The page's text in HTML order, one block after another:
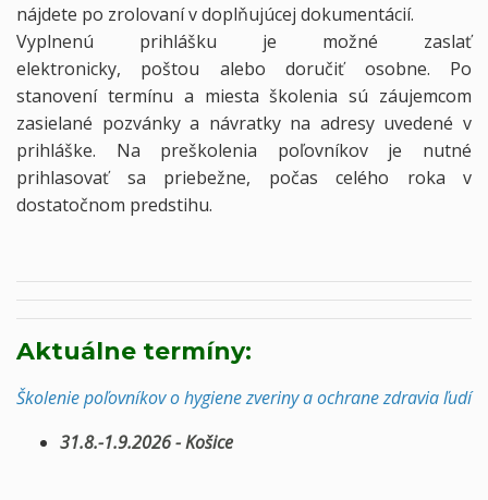
nájdete po zrolovaní v doplňujúcej dokumentácií.
Vyplnenú prihlášku je možné zaslať
elektronicky, poštou alebo doručiť osobne. Po
stanovení termínu a miesta školenia sú záujemcom
zasielané pozvánky a návratky na adresy uvedené v
prihláške. Na preškolenia poľovníkov je nutné
prihlasovať sa priebežne, počas celého roka v
dostatočnom predstihu.
Aktuálne termíny:
Školenie poľovníkov o hygiene zveriny a ochrane zdravia ľudí
31.8.-1.9.2026 - Košice